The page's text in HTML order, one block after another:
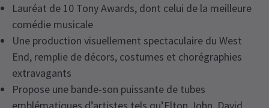
Lauréat de 10 Tony Awards, dont celui de la meilleure
comédie musicale
Une production visuellement spectaculaire du West
End, remplie de décors, costumes et chorégraphies
extravagants
Propose une bande-son puissante de tubes